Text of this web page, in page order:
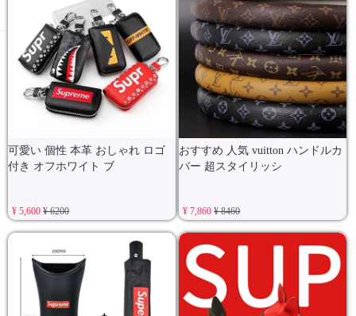
可愛い 個性 本革 おしゃれ ロゴ
付き オフホワイト ブ
¥ 5,600¥ 6200
おすすめ 人気 vuitton ハンドルカ
バー 超スタイリッシ
¥ 7,860¥ 8460